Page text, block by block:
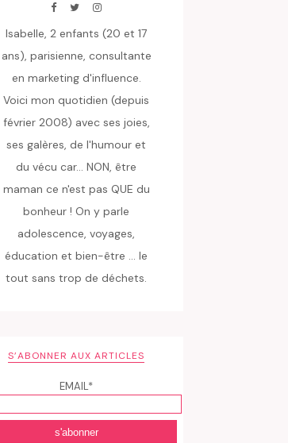
Isabelle, 2 enfants (20 et 17
ans), parisienne, consultante
en marketing d'influence.
Voici mon quotidien (depuis
février 2008) avec ses joies,
ses galères, de l'humour et
du vécu car... NON, être
maman ce n'est pas QUE du
bonheur ! On y parle
adolescence, voyages,
éducation et bien-être ... le
tout sans trop de déchets.
S’ABONNER AUX ARTICLES
EMAIL*